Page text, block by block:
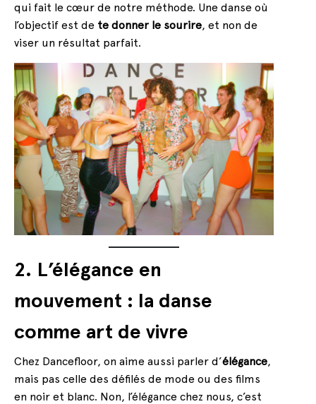
qui fait le cœur de notre méthode. Une danse où
l’objectif est de te donner le sourire, et non de
viser un résultat parfait.
2. L’élégance en
mouvement : la danse
comme art de vivre
Chez Dancefloor, on aime aussi parler d’élégance,
mais pas celle des défilés de mode ou des films
en noir et blanc. Non, l’élégance chez nous, c’est